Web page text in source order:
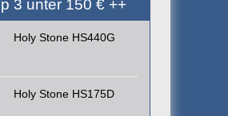
3 unter 150 € ++
Holy Stone HS440G
Holy Stone HS175D